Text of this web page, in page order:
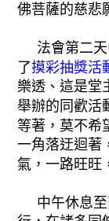
佛菩薩的慈悲
法會第二天
了摸彩抽獎活
樂透、這是堂
舉辦的同歡活
等著，莫不希
一角落迂迴著
氣，一路旺旺
中午休息至